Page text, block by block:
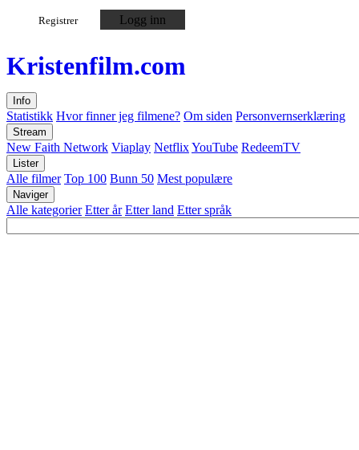
Registrer Logg inn
Kristenfilm.com
Info
Statistikk Hvor finner jeg filmene? Om siden Personvernserklæring
Stream
New Faith Network Viaplay NetflixYouTube RedeemTV
Lister
Alle filmer Top 100 Bunn 50 Mest populære
Naviger
Alle kategorier Etter år Etter land Etter språk